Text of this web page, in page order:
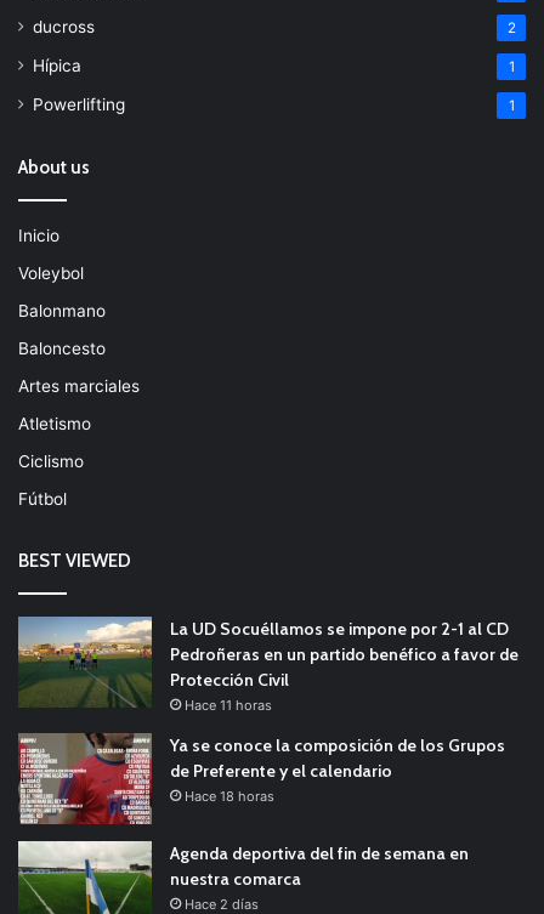
ducross 2
Hípica 1
Powerlifting 1
About us
Inicio
Voleybol
Balonmano
Baloncesto
Artes marciales
Atletismo
Ciclismo
Fútbol
BEST VIEWED
La UD Socuéllamos se impone por 2-1 al CD
Pedroñeras en un partido benéfico a favor de
Protección Civil
Hace 11 horas
Ya se conoce la composición de los Grupos
de Preferente y el calendario
Hace 18 horas
Agenda deportiva del fin de semana en
nuestra comarca
Hace 2 días